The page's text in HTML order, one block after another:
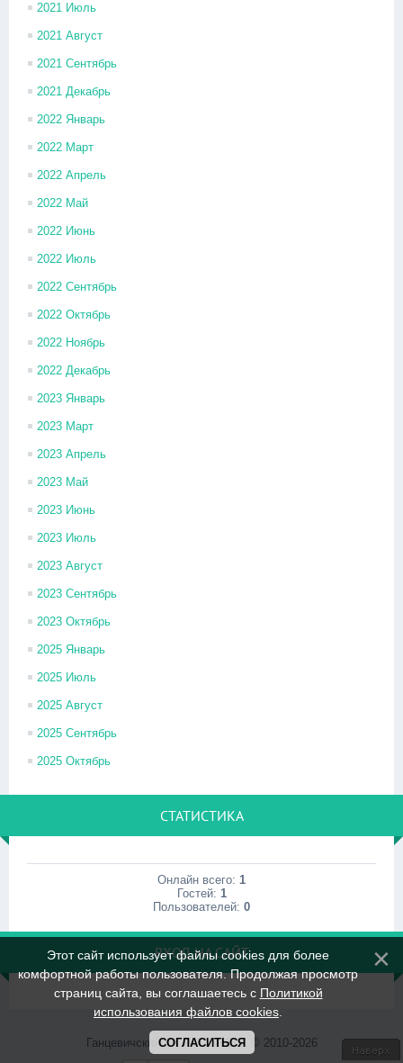
2021 Июль
2021 Август
2021 Сентябрь
2021 Декабрь
2022 Январь
2022 Март
2022 Апрель
2022 Май
2022 Июнь
2022 Июль
2022 Сентябрь
2022 Октябрь
2022 Ноябрь
2022 Декабрь
2023 Январь
2023 Март
2023 Апрель
2023 Май
2023 Июнь
2023 Июль
2023 Август
2023 Сентябрь
2023 Октябрь
2025 Январь
2025 Июль
2025 Август
2025 Сентябрь
2025 Октябрь
СТАТИСТИКА
Онлайн всего: 1
Гостей: 1
Пользователей: 0
ВХОД НА САЙТ
Ганцевичский РК ОО "БРСМ" © 2010-2026
Этот сайт использует файлы cookies для более
комфортной работы пользователя. Продолжая просмотр
страниц сайта, вы соглашаетесь с Политикой
использования файлов cookies
СОГЛАСИТЬСЯ